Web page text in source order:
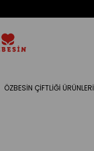
ÖZBESİN ÇİFTLİĞİ ÜRÜNLERİ